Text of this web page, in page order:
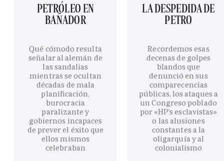
PETRÓLEO EN
BAÑADOR
Qué cómodo resulta
señalar al alemán de
las sandalias
mientras se ocultan
décadas de mala
planificación,
burocracia
paralizante y
gobiernos incapaces
de prever el éxito que
ellos mismos
celebraban
LA DESPEDIDA DE
PETRO
Recordemos esas
decenas de golpes
blandos que
denunció en sus
comparecencias
públicas, los ataques a
un Congreso poblado
por «HP’s esclavistas»
o las alusiones
constantes a la
oligarquía y al
colonialismo